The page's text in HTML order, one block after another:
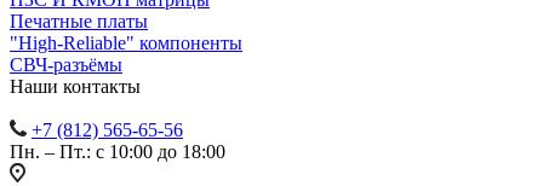
Печатные платы
"High-Reliable" компоненты
СВЧ-разъёмы
Наши контакты
+7 (812) 565-65-56
Пн. – Пт.: с 10:00 до 18:00